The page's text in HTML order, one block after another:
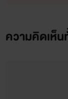
ความคิดเห็